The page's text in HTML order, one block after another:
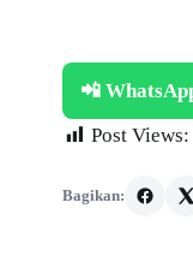
📲
Post Views:
Bagikan: